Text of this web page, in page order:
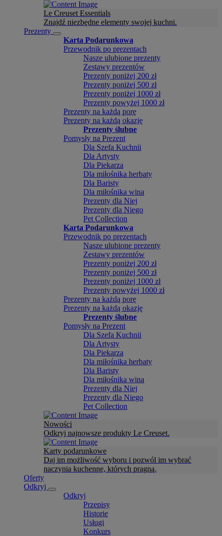
Le Creuset Essentials
Znajdź niezbędne elementy swojej kuchni.
Prezenty
Karta Podarunkowa
Przewodnik po prezentach
Nasze ulubione prezenty
Zestawy prezentów
Prezenty poniżej 200 zł
Prezenty poniżej 500 zł
Prezenty poniżej 1000 zł
Prezenty powyżej 1000 zł
Prezenty na każdą porę
Prezenty na każdą okazję
Prezenty ślubne
Pomysły na Prezent
Dla Szefa Kuchnii
Dla Artysty
Dla Piekarza
Dla miłośnika herbaty
Dla Baristy
Dla miłośnika wina
Prezenty dla Niej
Prezenty dla Niego
Pet Collection
Karta Podarunkowa
Przewodnik po prezentach
Nasze ulubione prezenty
Zestawy prezentów
Prezenty poniżej 200 zł
Prezenty poniżej 500 zł
Prezenty poniżej 1000 zł
Prezenty powyżej 1000 zł
Prezenty na każdą porę
Prezenty na każdą okazję
Prezenty ślubne
Pomysły na Prezent
Dla Szefa Kuchnii
Dla Artysty
Dla Piekarza
Dla miłośnika herbaty
Dla Baristy
Dla miłośnika wina
Prezenty dla Niej
Prezenty dla Niego
Pet Collection
Nowości
Odkryj najnowsze produkty Le Creuset.
Karty podarunkowe
Daj im możliwość wyboru i pozwól im wybrać
naczynia kuchenne, których pragną.
Oferty
Odkryj
Odkryj
Przepisy
Historie
Usługi
Konkurs